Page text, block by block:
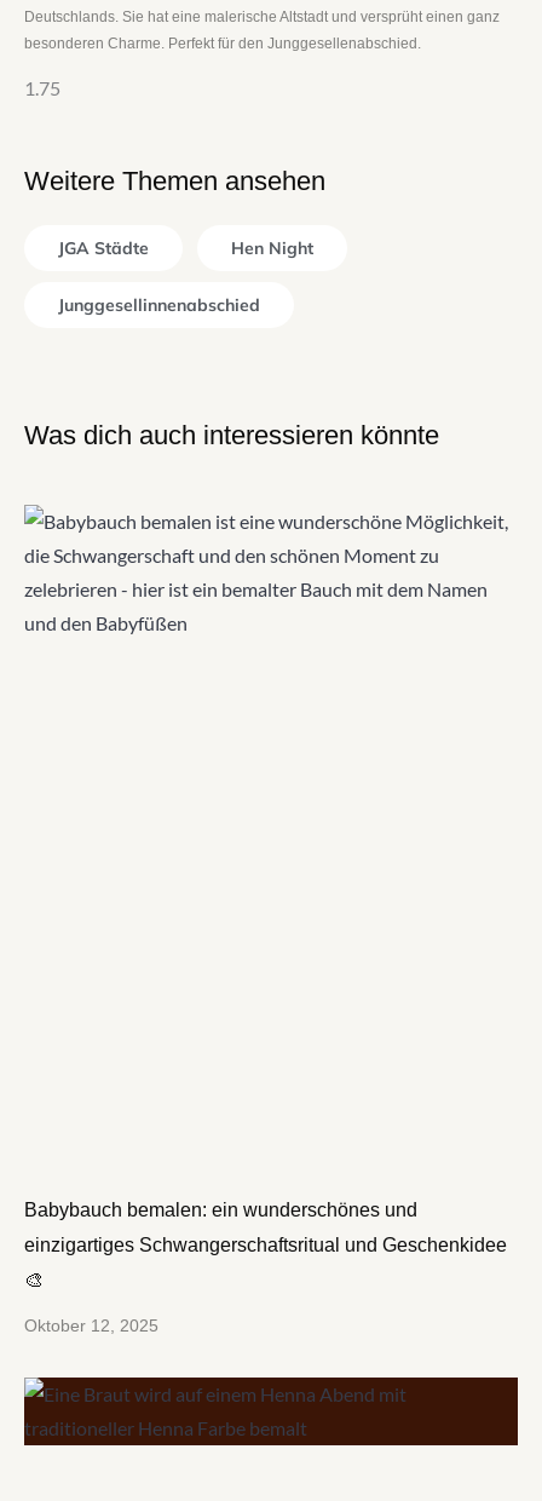
Deutschlands. Sie hat eine malerische Altstadt und versprüht einen ganz
besonderen Charme. Perfekt für den Junggesellenabschied.
Weitere Themen ansehen
JGA Städte Hen Night
Junggesellinnenabschied
Was dich auch interessieren könnte
Babybauch bemalen: ein wunderschönes und
einzigartiges Schwangerschaftsritual und Geschenkidee
🎨
Oktober 12, 2025